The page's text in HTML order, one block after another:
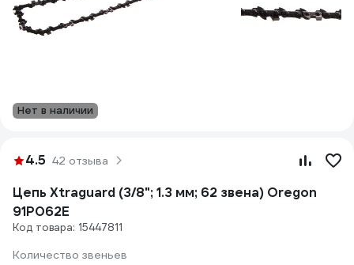
Нет в наличии
4.5 42 отзыва
Цепь Xtraguard (3/8"; 1.3 мм; 62 звена) Oregon
91P062E
Код товара: 15447811
Количество звеньев